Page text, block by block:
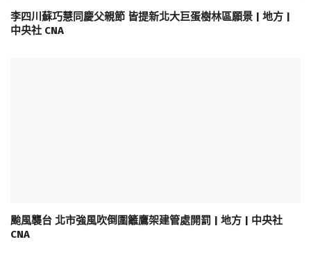
李四川蘇巧慧同慶父親節 皆提新北大巨蛋樹林區願景 | 地方 |
中央社 CNA
颱風襲台 北市強風吹倒圍籬鷹架建管處開罰 | 地方 | 中央社
CNA